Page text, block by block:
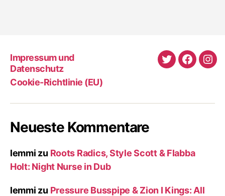
Impressum und
Datenschutz
Cookie-Richtlinie (EU)
Twitter
Neueste Kommentare
lemmi zu Roots Radics, Style Scott & Flabba
Holt: Night Nurse in Dub
lemmi zu Pressure Busspipe & Zion I Kings: All